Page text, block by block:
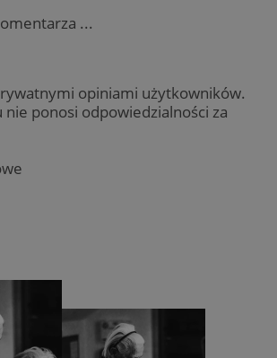
...
opiniami użytkowników.
ponosi odpowiedzialności za